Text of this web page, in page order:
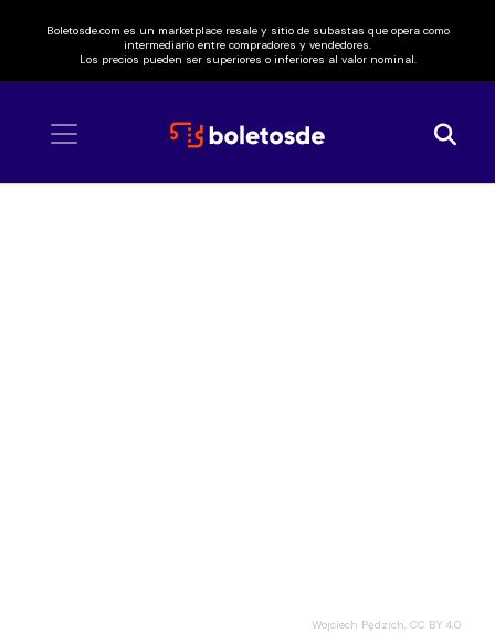
Boletosde.com es un marketplace resale y sitio de subastas que opera como
intermediario entre compradores y vendedores.
Los precios pueden ser superiores o inferiores al valor nominal.
Wojciech Pędzich, CC BY 4.0